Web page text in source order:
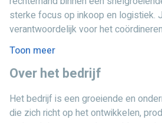
sterke focus op inkoop en logistiek.
verantwoordelijk voor het
proces van producent tot klant en
efficiënt, tijdig en gestructureerd
overzicht over bestellingen,
zorgt dat producten op de juiste
moment aankomen. Daarbij bewaak
Toon meer
Over het bedrijf
Het bedrijf is een groeiende en
die zich richt op het ontwikkelen,